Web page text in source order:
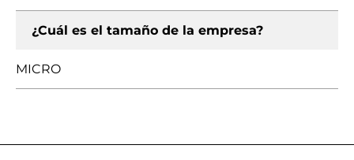
¿Cuál es el tamaño de la empresa?
MICRO